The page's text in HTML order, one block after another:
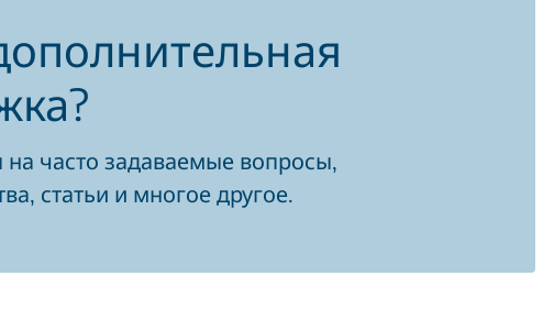
на часто задаваемые вопросы,
статьи и многое другое.